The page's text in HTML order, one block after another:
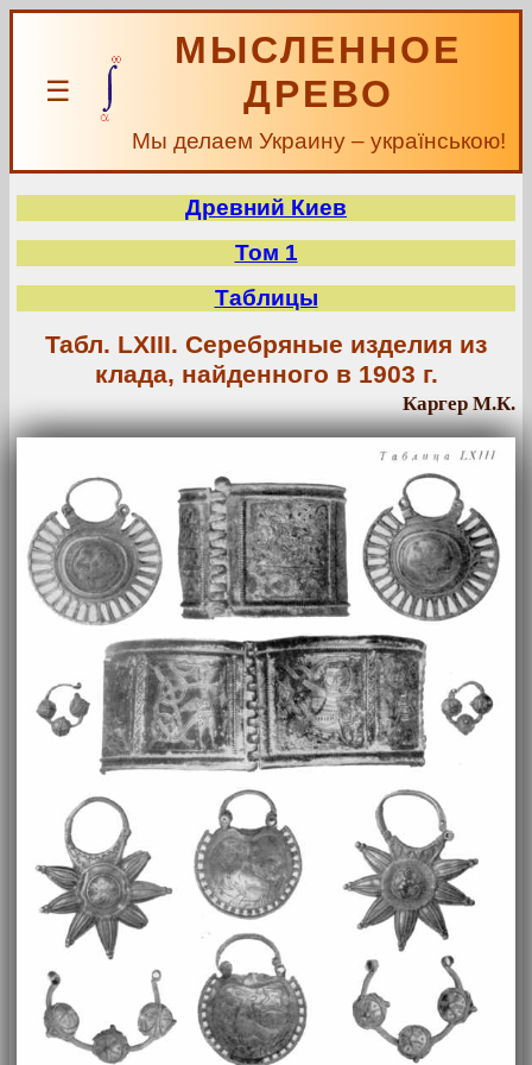
☰
МЫСЛЕННОЕ
ДРЕВО
Мы делаем Украину – українською!
Древний Киев
Том 1
Таблицы
Табл. LXIII. Серебряные изделия из
клада, найденного в 1903 г.
Каргер М.К.